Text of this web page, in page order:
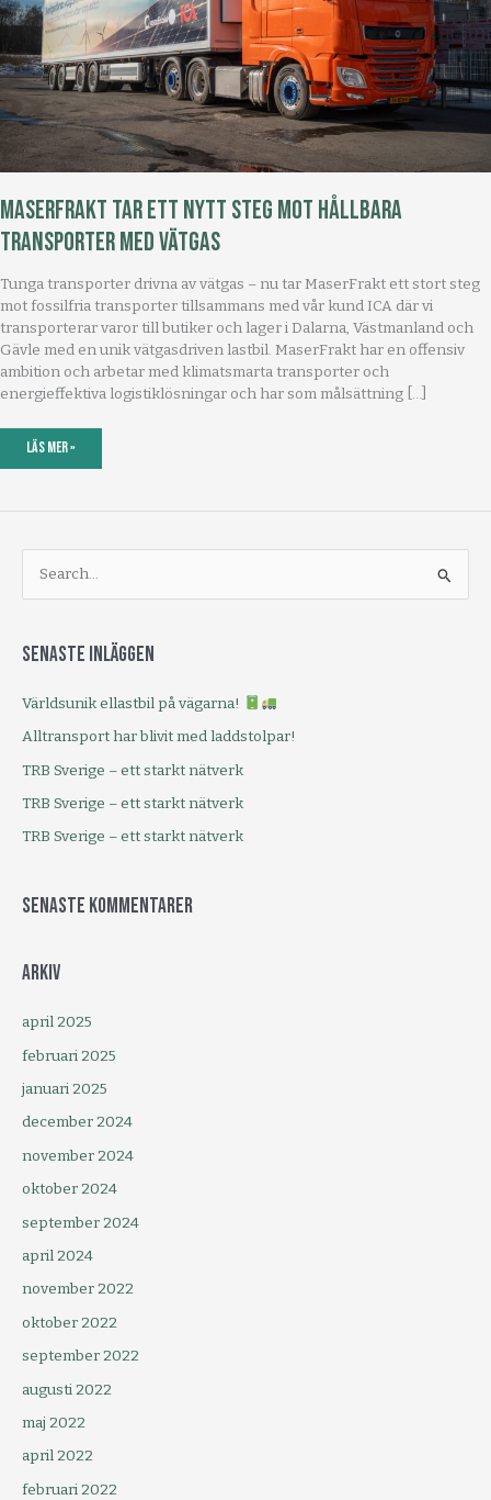
Maserfrakt tar ett nytt steg mot hållbara
transporter med vätgas
Tunga transporter drivna av vätgas – nu tar MaserFrakt ett stort steg
mot fossilfria transporter tillsammans med vår kund ICA där vi
transporterar varor till butiker och lager i Dalarna, Västmanland och
Gävle med en unik vätgasdriven lastbil. MaserFrakt har en offensiv
ambition och arbetar med klimatsmarta transporter och
energieffektiva logistiklösningar och har som målsättning […]
Maserfrakt
transporter
vätgas
Läs mer »
e
t
e
r
:
Senaste inläggen
Världsunik ellastbil på vägarna!
Alltransport har blivit med laddstolpar!
TRB Sverige – ett starkt nätverk
TRB Sverige – ett starkt nätverk
TRB Sverige – ett starkt nätverk
Senaste kommentarer
Arkiv
april 2025
februari 2025
januari 2025
december 2024
november 2024
oktober 2024
september 2024
april 2024
november 2022
oktober 2022
september 2022
augusti 2022
maj 2022
april 2022
februari 2022